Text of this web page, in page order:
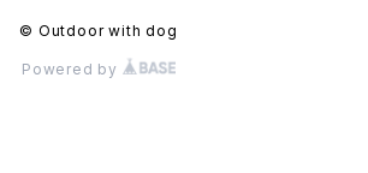
© Outdoor with dog
Powered by